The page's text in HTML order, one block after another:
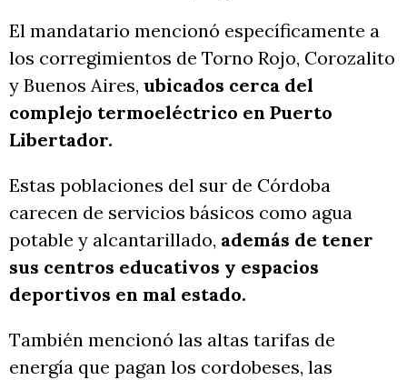
El mandatario mencionó específicamente a
los corregimientos de Torno Rojo, Corozalito
y Buenos Aires, ubicados cerca del
complejo termoeléctrico en Puerto
Libertador.
Estas poblaciones del sur de Córdoba
carecen de servicios básicos como agua
potable y alcantarillado, además de tener
sus centros educativos y espacios
deportivos en mal estado.
También mencionó las altas tarifas de
energía que pagan los cordobeses, las